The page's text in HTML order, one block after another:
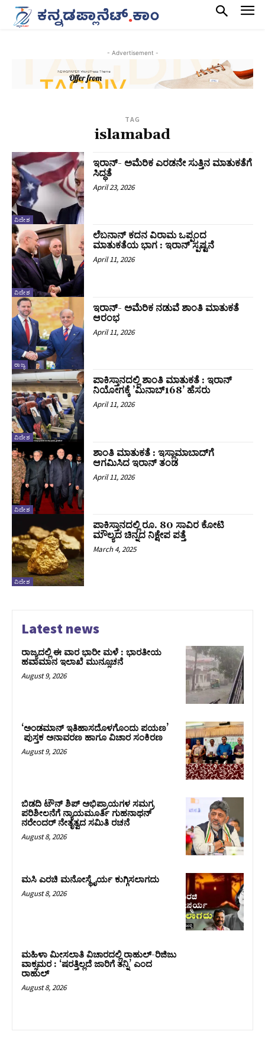
- Advertisement -
TAG
islamabad
ವಿದೇಶ
ಇರಾನ್- ಅಮೆರಿಕ ಎರಡನೇ ಸುತ್ತಿನ ಮಾತುಕತೆಗೆ
ಸಿದ್ಧತೆ
April 23, 2026
ವಿದೇಶ
ಲೆಬನಾನ್ ಕದನ ವಿರಾಮ ಒಪ್ಪಂದ
ಮಾತುಕತೆಯ ಭಾಗ : ಇರಾನ್ ಸ್ಪಷ್ಟನೆ
April 11, 2026
ರಾಜ್ಯ
ಇರಾನ್‌- ಅಮೆರಿಕ ನಡುವೆ ಶಾಂತಿ ಮಾತುಕತೆ
ಆರಂಭ
April 11, 2026
ವಿದೇಶ
ಪಾಕಿಸ್ತಾನದಲ್ಲಿ ಶಾಂತಿ ಮಾತುಕತೆ : ಇರಾನ್‌
ನಿಯೋಗಕ್ಕೆ ʼಮಿನಾಬ್‌168ʼ ಹೆಸರು
April 11, 2026
ವಿದೇಶ
ಶಾಂತಿ ಮಾತುಕತೆ : ಇಸ್ಲಾಮಾಬಾದ್‌ಗೆ
ಆಗಮಿಸಿದ ಇರಾನ್‌ ತಂಡ
April 11, 2026
ವಿದೇಶ
ಪಾಕಿಸ್ತಾನದಲ್ಲಿ ರೂ. 80 ಸಾವಿರ ಕೋಟಿ
ಮೌಲ್ಯದ ಚಿನ್ನದ ನಿಕ್ಷೇಪ ಪತ್ತೆ
March 4, 2025
Latest news
ರಾಜ್ಯದಲ್ಲಿ ಈ ವಾರ ಭಾರೀ ಮಳೆ : ಭಾರತೀಯ
ಹವಾಮಾನ ಇಲಾಖೆ ಮುನ್ಸೂಚನೆ
August 9, 2026
‘ಅಂಡಮಾನ್ ಇತಿಹಾಸದೊಳಗೊಂದು ಪಯಣ’
ಪುಸ್ತಕ ಅನಾವರಣ ಹಾಗೂ ವಿಚಾರ ಸಂಕಿರಣ
August 9, 2026
ಬಿಡದಿ ಟೌನ್ ಶಿಪ್ ಅಭಿಪ್ರಾಯಗಳ ಸಮಗ್ರ
ಪರಿಶೀಲನೆಗೆ ನ್ಯಾಯಮೂರ್ತಿ ಗುಹನಾಥನ್
ನರೇಂದರ್ ನೇತೃತ್ವದ ಸಮಿತಿ ರಚನೆ
August 8, 2026
ಮಸಿ ಎರಚಿ ಮನೋಸ್ಥೈರ್ಯ ಕುಗ್ಗಿಸಲಾಗದು
August 8, 2026
ಮಹಿಳಾ ಮೀಸಲಾತಿ ವಿಚಾರದಲ್ಲಿ ರಾಹುಲ್‌-ರಿಜಿಜು
ವಾಕ್ಸಮರ : ‘ಷರತ್ತಿಲ್ಲದೆ ಜಾರಿಗೆ ತನ್ನಿ’ ಎಂದ
ರಾಹುಲ್‌
August 8, 2026